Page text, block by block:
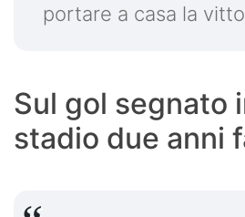
portare a casa la
Sul gol segnato
stadio due anni